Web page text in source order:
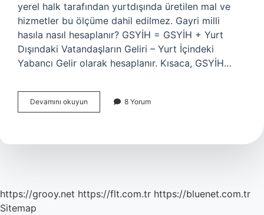
yerel halk tarafından yurtdışında üretilen mal ve
hizmetler bu ölçüme dahil edilmez. Gayri milli
hasıla nasıl hesaplanır? GSYİH = GSYİH + Yurt
Dışındaki Vatandaşların Geliri – Yurt İçindeki
Yabancı Gelir olarak hesaplanır. Kısaca, GSYİH…
Devamını okuyun
Hangisini
8 Yorum
https://grooy.net https://flt.com.tr https://bluenet.com.tr
Sitemap